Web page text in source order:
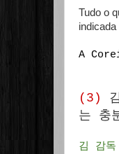
Tudo o
A
(3)
는 충
김 감